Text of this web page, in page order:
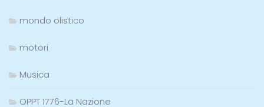
mondo olistico
motori
Musica
OPPT 1776-La Nazione